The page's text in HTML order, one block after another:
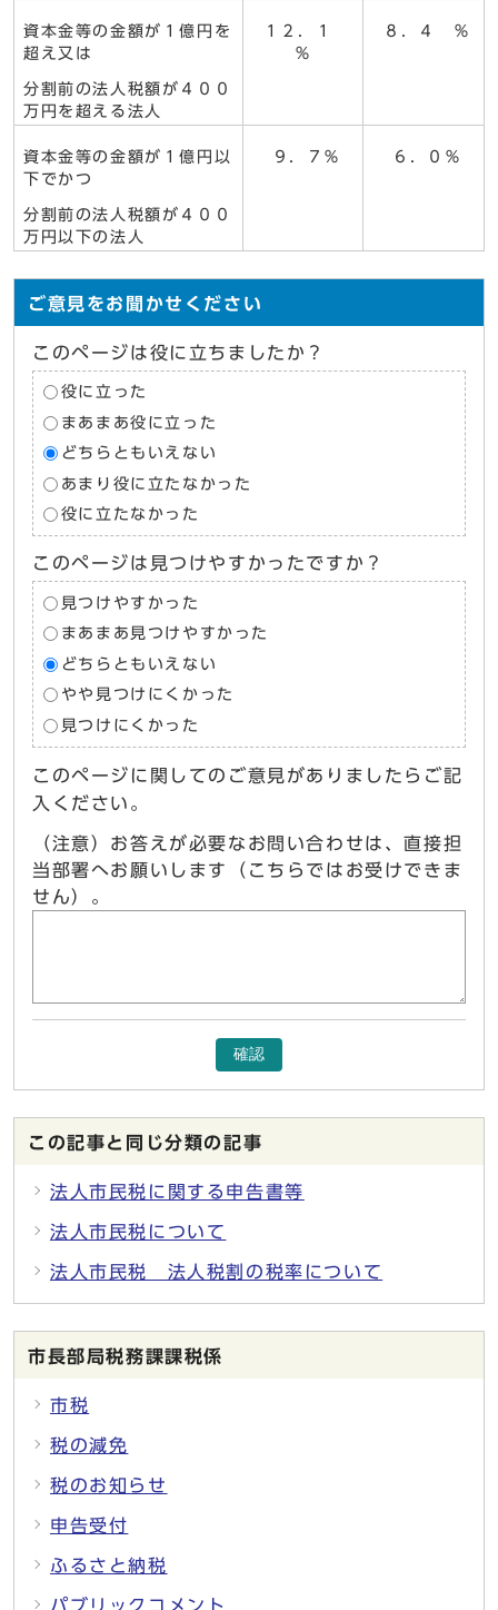
資本金等の金額が１億円を
超え又は
分割前の法人税額が４００
万円を超える法人
１２．１
％
８．４ ％
資本金等の金額が１億円以
下でかつ
分割前の法人税額が４００
万円以下の法人
９．７％ ６．０％
ご意見をお聞かせください
このページは役に立ちましたか？
役に立った
まあまあ役に立った
どちらともいえない
あまり役に立たなかった
役に立たなかった
このページは見つけやすかったですか？
見つけやすかった
まあまあ見つけやすかった
どちらともいえない
やや見つけにくかった
見つけにくかった
このページに関してのご意見がありましたらご記
入ください。
（注意）お答えが必要なお問い合わせは、直接担
当部署へお願いします（こちらではお受けできま
せん）。
確認
この記事と同じ分類の記事
法人市民税に関する申告書等
法人市民税について
法人市民税 法人税割の税率について
市長部局税務課課税係
市税
税の減免
税のお知らせ
申告受付
ふるさと納税
パブリックコメント